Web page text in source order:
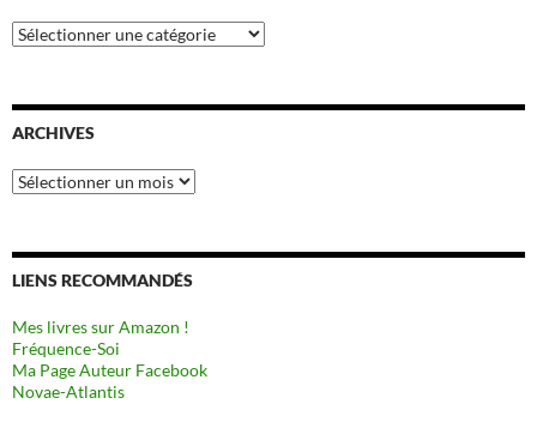
Catégories
ARCHIVES
Archives
LIENS RECOMMANDÉS
Mes livres sur Amazon !
Fréquence-Soi
Ma Page Auteur Facebook
Novae-Atlantis